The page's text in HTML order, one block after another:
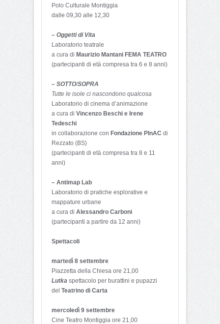
Polo Culturale Montiggia
dalle 09,30 alle 12,30
– Oggetti di Vita
Laboratorio teatrale
a cura di Maurizio Mantani FEMA TEATRO
(partecipanti di età compresa tra 6 e 8 anni)
– SOTTO/SOPRA
Tutte le isole ci nascondono qualcosa
Laboratorio di cinema d’animazione
a cura di Vincenzo Beschi e Irene
Tedeschi
in collaborazione con Fondazione PInAC di
Rezzato (BS)
(partecipanti di età compresa tra 8 e 11
anni)
– Antimap Lab
Laboratorio di pratiche esplorative e
mappature urbane
a cura di Alessandro Carboni
(partecipanti a partire da 12 anni)
Spettacoli
martedì 8 settembre
Piazzetta della Chiesa ore 21,00
Lutka spettacolo per burattini e pupazzi
del Teatrino di Carta
mercoledì 9 settembre
Cine Teatro Montiggia ore 21,00